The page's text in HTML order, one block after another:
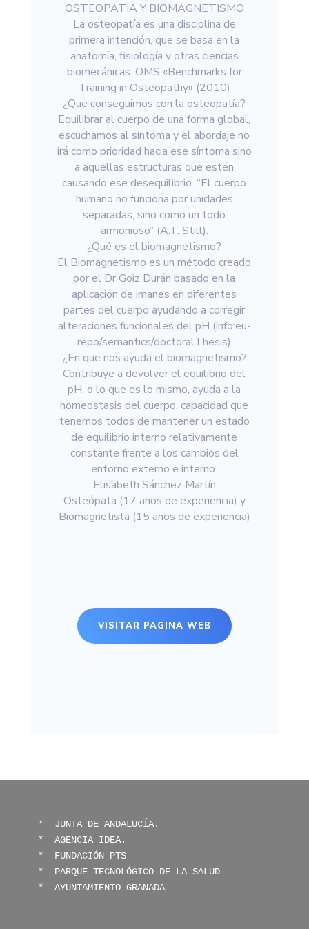
OSTEOPATIA Y BIOMAGNETISMO
La osteopatía es una disciplina de
primera intención, que se basa en la
anatomía, fisiología y otras ciencias
biomecánicas. OMS «Benchmarks for
Training in Osteopathy» (2010)
¿Que conseguimos con la osteopatía?
Equilibrar al cuerpo de una forma global,
escuchamos al síntoma y el abordaje no
irá como prioridad hacia ese síntoma sino
a aquellas estructuras que estén
causando ese desequilibrio. “El cuerpo
humano no funciona por unidades
separadas, sino como un todo
armonioso” (A.T. Still).
¿Qué es el biomagnetismo?
El Biomagnetismo es un método creado
por el Dr Goiz Durán basado en la
aplicación de imanes en diferentes
partes del cuerpo ayudando a corregir
alteraciones funcionales del pH (info:eu-
repo/semantics/doctoralThesis)
¿En que nos ayuda el biomagnetismo?
Contribuye a devolver el equilibrio del
pH, o lo que es lo mismo, ayuda a la
homeostasis del cuerpo, capacidad que
tenemos todos de mantener un estado
de equilibrio interno relativamente
constante frente a los cambios del
entorno externo e interno.
Elisabeth Sánchez Martín
Osteópata (17 años de experiencia) y
Biomagnetista (15 años de experiencia)
VISITAR PAGINA WEB
*
JUNTA DE ANDALUCÍA.
* AGENCIA IDEA.
* FUNDACIÓN PTS
*
PARQUE TECNOLÓGICO DE LA SALUD
*
AYUNTAMIENTO GRANADA